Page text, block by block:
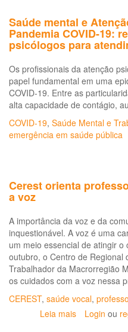
Saúde mental e
Pandemia COVID-19:
psicólogos para
Os profissionais da atenção
papel fundamental em uma
COVID-19. Entre as
alta capacidade de contágio,
COVID-19, Saúde Mental e
emergência em saúde pública
Cerest orienta
A importância da voz e da
inquestionável. A voz é uma
um meio essencial de atingir
outubro, o Centro de Regional
Trabalhador da Macrorregião
os cuidados com a voz nessa
CEREST, saúde vocal,
Leia mais sobre
Login ou